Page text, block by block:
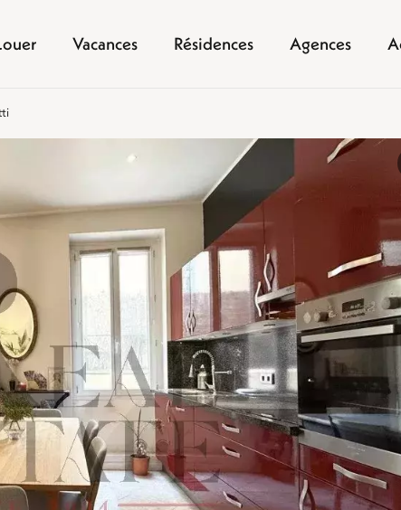
Vacances Résidences Agences